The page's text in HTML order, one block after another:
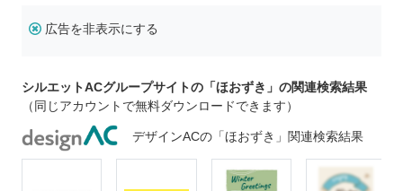
広告を非表示にする
シルエットACグループサイトの「ほおずき」の関連検索結果
（同じアカウントで無料ダウンロードできます）
デザインACの「ほおずき」関連検索結果